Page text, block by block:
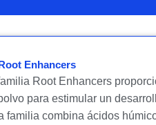
Enhancers
Root Enhancers
para estimular un
familia combina ácidos